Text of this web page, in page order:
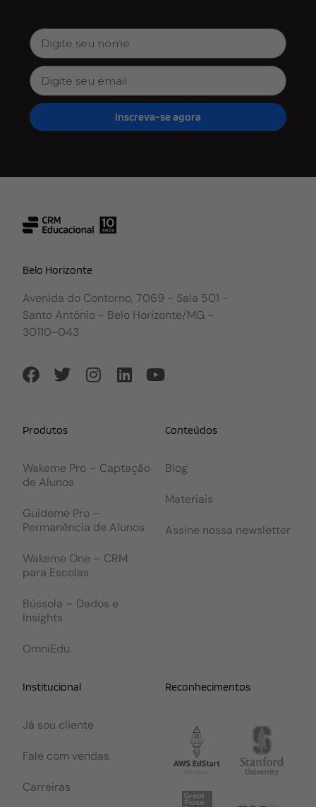
Inscreva-se agora
Belo Horizonte
Avenida do Contorno, 7069 - Sala 501 -
Santo Antônio - Belo Horizonte/MG -
30110-043
Produtos
Wakeme Pro – Captação
de Alunos
Guideme Pro –
Permanência de Alunos
Wakeme One – CRM
para Escolas
Bússola – Dados e
Insights
OmniEdu
Conteúdos
Blog
Materiais
Assine nossa newsletter
Institucional
Já sou cliente
Fale com vendas
Carreiras
Reconhecimentos